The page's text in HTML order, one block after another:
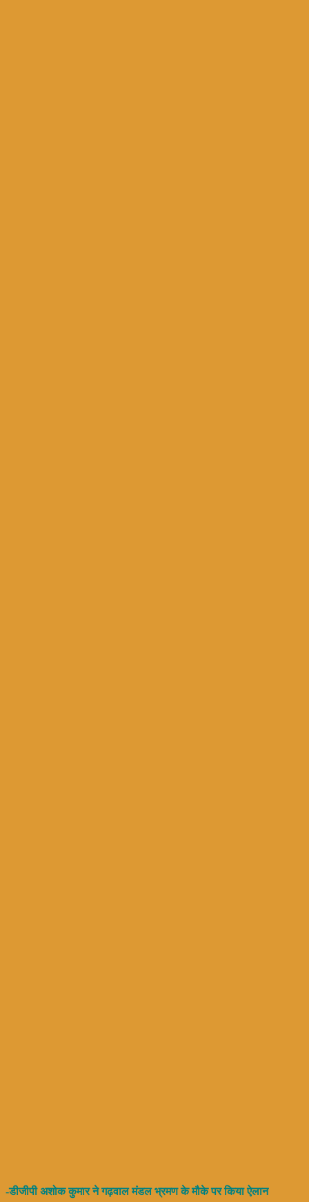
-डीजीपी अशोक कुमार ने गढ़वाल मंडल भ्रमण के मौके पर किया ऐलान